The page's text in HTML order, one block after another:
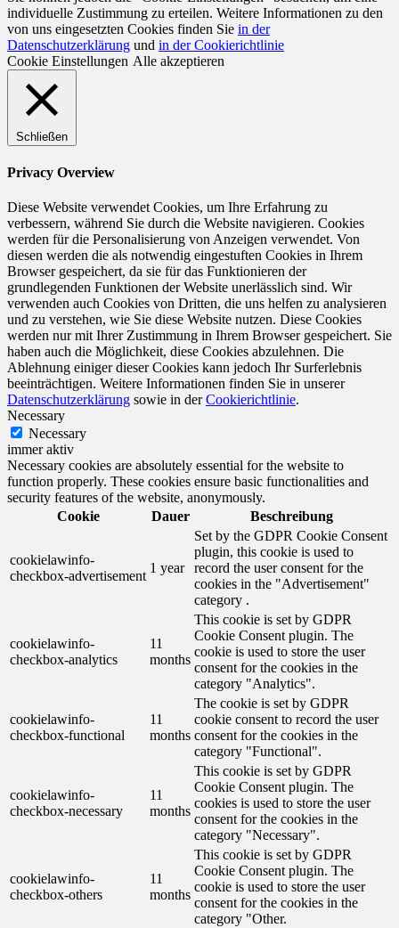
individuelle Zustimmung zu erteilen. Weitere Informationen zu den
von uns eingesetzten Cookies finden Sie in der
Datenschutzerklärung und in der Cookierichtlinie
Cookie Einstellungen Alle akzeptieren
Schließen
Privacy Overview
Diese Website verwendet Cookies, um Ihre Erfahrung zu
verbessern, während Sie durch die Website navigieren. Cookies
werden für die Personalisierung von Anzeigen verwendet. Von
diesen werden die als notwendig eingestuften Cookies in Ihrem
Browser gespeichert, da sie für das Funktionieren der
grundlegenden Funktionen der Website unerlässlich sind. Wir
verwenden auch Cookies von Dritten, die uns helfen zu analysieren
und zu verstehen, wie Sie diese Website nutzen. Diese Cookies
werden nur mit Ihrer Zustimmung in Ihrem Browser gespeichert. Sie
haben auch die Möglichkeit, diese Cookies abzulehnen. Die
Ablehnung einiger dieser Cookies kann jedoch Ihr Surferlebnis
beeinträchtigen. Weitere Informationen finden Sie in unserer
Datenschutzerklärung sowie in derCookierichtlinie.
Necessary
Necessary
immer aktiv
Necessary cookies are absolutely essential for the website to
function properly. These cookies ensure basic functionalities and
security features of the website, anonymously.
Cookie
Dauer Beschreibung
cookielawinfo-
checkbox-advertisement
1 year
Set by the GDPR Cookie Consent
plugin, this cookie is used to
record the user consent for the
cookies in the "Advertisement"
category .
cookielawinfo-
checkbox-analytics
11
months
This cookie is set by GDPR
Cookie Consent plugin. The
cookie is used to store the user
consent for the cookies in the
category "Analytics".
cookielawinfo-
checkbox-functional
11
months
The cookie is set by GDPR
cookie consent to record the user
consent for the cookies in the
category "Functional".
cookielawinfo-
checkbox-necessary
11
months
This cookie is set by GDPR
Cookie Consent plugin. The
cookies is used to store the user
consent for the cookies in the
category "Necessary".
cookielawinfo-
checkbox-others
11
months
This cookie is set by GDPR
Cookie Consent plugin. The
cookie is used to store the user
consent for the cookies in the
category "Other.